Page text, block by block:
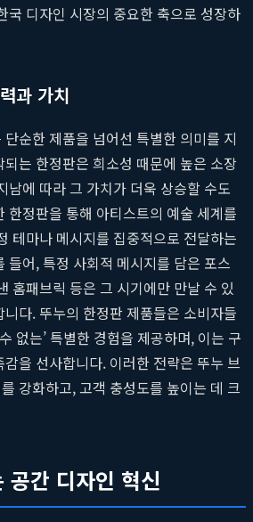
국 디자인 시장의 중요한 축으로 성장하
과 가치
순한 제품을 넘어선 특별한 의미를 지
는 한정판은 희소성 때문에 높은 소장
남에 따라 그 가치가 더욱 상승할 수도
한정판을 통해 아티스트의 예술 세계를
테마나 메시지를 집중적으로 전달하는
들어, 특정 사회적 메시지를 담은 포스
홈패브릭 등은 그 시기에만 만날 수 있
다. 뚜누의 한정판 제품들은 소비자들
없는’ 특별한 경험을 제공하며, 이는 구
을 선사합니다. 이러한 전략은 뚜누 브
강화하고, 고객 충성도를 높이는 데 크
공간 디자인 혁신